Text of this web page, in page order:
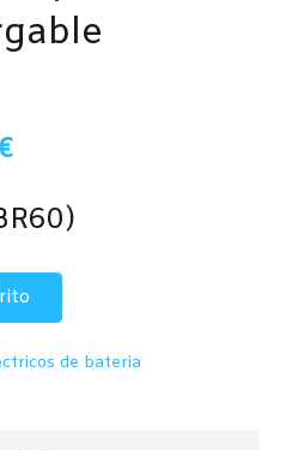
El
actual
es:
190,00€.
de bateria